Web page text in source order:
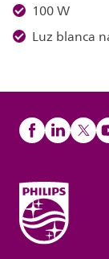
100 W
Luz blanca